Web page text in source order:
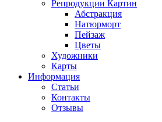
Репродукции Картин
Абстракция
Натюрморт
Пейзаж
Цветы
Художники
Карты
Информация
Статьи
Контакты
Отзывы